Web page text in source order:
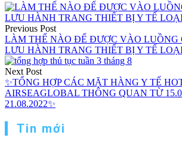
Điều
hướng
bài
viết
Previous Post
LÀM THẾ NÀO ĐỂ ĐƯỢC VÀO LUỒNG
LƯU HÀNH TRANG THIẾT BỊ Y TẾ
Next Post
✨TỔNG HỢP CÁC MẶT HÀNG Y TẾ
AIRSEAGLOBAL THÔNG QUAN TỪ
21.08.2022✨
Tin mới